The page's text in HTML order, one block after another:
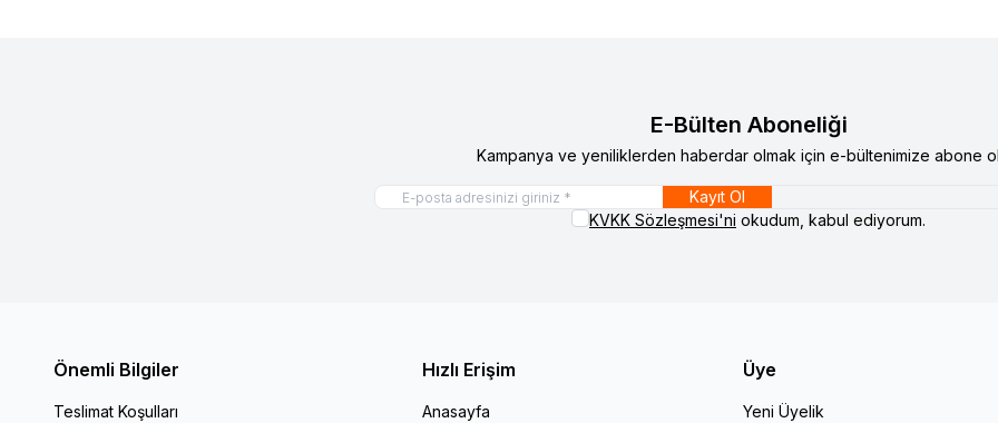
E-Bülten Aboneliği
Kampanya ve yeniliklerden haberdar olmak için e-bültenimize abone
Kayıt Ol
KVKK Sözleşmesi'ni okudum, kabul ediyorum.
Önemli Bilgiler
Teslimat Koşulları
Hızlı Erişim
Anasayfa
Üye
Yeni Üyelik